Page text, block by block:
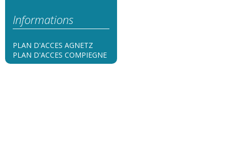
Informations
PLAN D'ACCES AGNETZ
PLAN D'ACCES COMPIEGNE